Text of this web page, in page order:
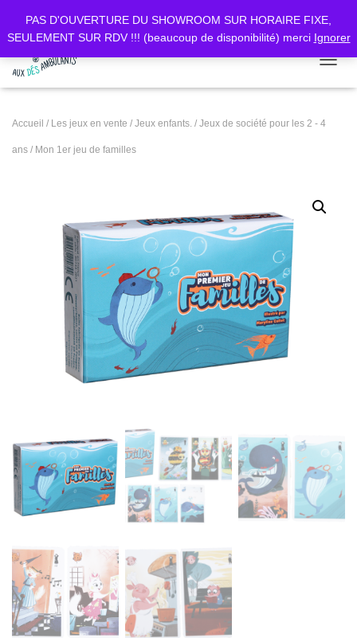
PAS D'OUVERTURE DU SHOWROOM SUR HORAIRE FIXE,
SEULEMENT SUR RDV !!! (beaucoup de disponibilité) merci Ignorer
Accueil / Les jeux en vente / Jeux enfants. / Jeux de société pour les 2 - 4
ans / Mon 1er jeu de familles